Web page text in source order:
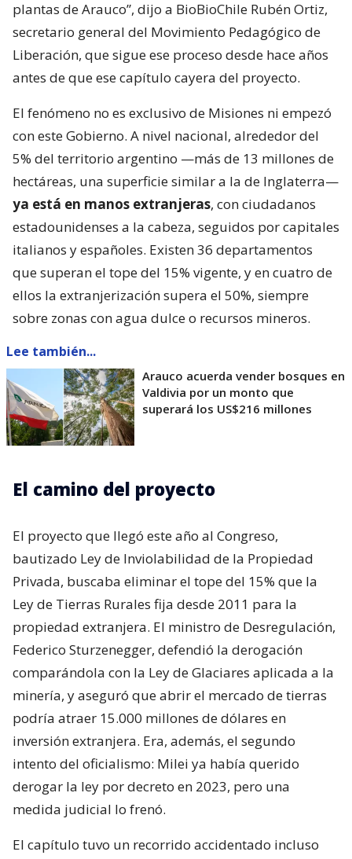
plantas de Arauco”, dijo a BioBioChile Rubén Ortiz,
secretario general del Movimiento Pedagógico de
Liberación, que sigue ese proceso desde hace años
antes de que ese capítulo cayera del proyecto.
El fenómeno no es exclusivo de Misiones ni empezó
con este Gobierno. A nivel nacional, alrededor del
5% del territorio argentino —más de 13 millones de
hectáreas, una superficie similar a la de Inglaterra—
ya está en manos extranjeras, con ciudadanos
estadounidenses a la cabeza, seguidos por capitales
italianos y españoles. Existen 36 departamentos
que superan el tope del 15% vigente, y en cuatro de
ellos la extranjerización supera el 50%, siempre
sobre zonas con agua dulce o recursos mineros.
Lee también...
Arauco acuerda vender bosques en
Valdivia por un monto que
superará los US$216 millones
El camino del proyecto
El proyecto que llegó este año al Congreso,
bautizado Ley de Inviolabilidad de la Propiedad
Privada, buscaba eliminar el tope del 15% que la
Ley de Tierras Rurales fija desde 2011 para la
propiedad extranjera. El ministro de Desregulación,
Federico Sturzenegger, defendió la derogación
comparándola con la Ley de Glaciares aplicada a la
minería, y aseguró que abrir el mercado de tierras
podría atraer 15.000 millones de dólares en
inversión extranjera. Era, además, el segundo
intento del oficialismo: Milei ya había querido
derogar la ley por decreto en 2023, pero una
medida judicial lo frenó.
El capítulo tuvo un recorrido accidentado incluso